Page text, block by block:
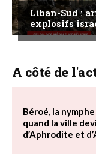
Liban-Sud :
explosifs
A côté de
Béroé, la
quand la ville
d’Aphrodite et